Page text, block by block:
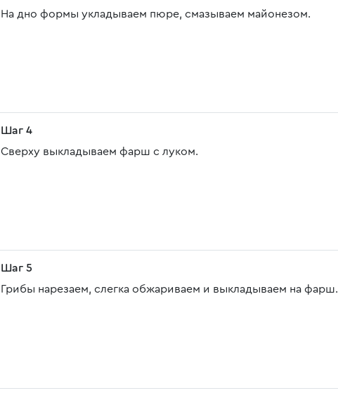
На дно формы укладываем пюре, смазываем майонезом.
Шаг 4
Сверху выкладываем фарш с луком.
Шаг 5
Грибы нарезаем, слегка обжариваем и выкладываем на фарш.